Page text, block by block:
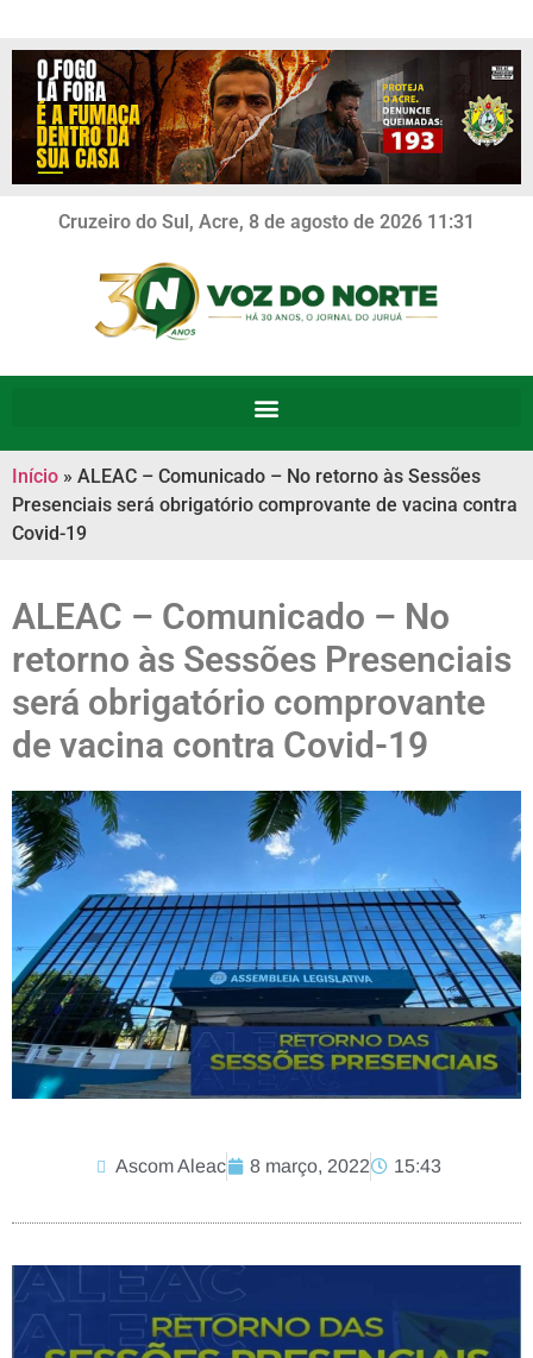
Cruzeiro do Sul, Acre, 8 de agosto de 2026 11:31
Início » ALEAC – Comunicado – No retorno às Sessões
Presenciais será obrigatório comprovante de vacina contra
Covid-19
ALEAC – Comunicado – No
retorno às Sessões Presenciais
será obrigatório comprovante
de vacina contra Covid-19
Ascom Aleac 8 março, 2022 15:43